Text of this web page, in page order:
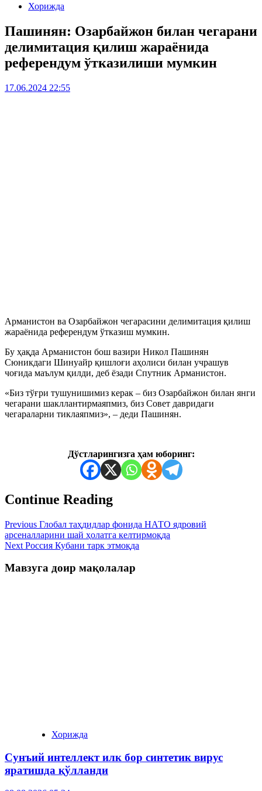
Хорижда
Пашинян: Озарбайжон билан чегарани
делимитация қилиш жараёнида
референдум ўтказилиши мумкин
17.06.2024 22:55
Арманистон ва Озарбайжон чегарасини делимитация қилиш
жараёнида референдум ўтказиш мумкин.
Бу ҳақда Арманистон бош вазири Никол Пашинян
Сюникдаги Шинуайр қишлоғи аҳолиси билан учрашув
чоғида маълум қилди, деб ёзади Спутник Арманистон.
«Биз тўғри тушунишимиз керак – биз Озарбайжон билан янги
чегарани шакллантирмаяпмиз, биз Совет давридаги
чегараларни тиклаяпмиз», – деди Пашинян.
Дўстларингизга ҳам юборинг:
Continue Reading
Previous Глобал таҳдидлар фонида НАТО ядровий
арсеналларини шай ҳолатга келтирмоқда
Next Россия Кубани тарк этмоқда
Мавзуга доир мақолалар
Хорижда
Сунъий интеллект илк бор синтетик вирус
яратишда қўлланди